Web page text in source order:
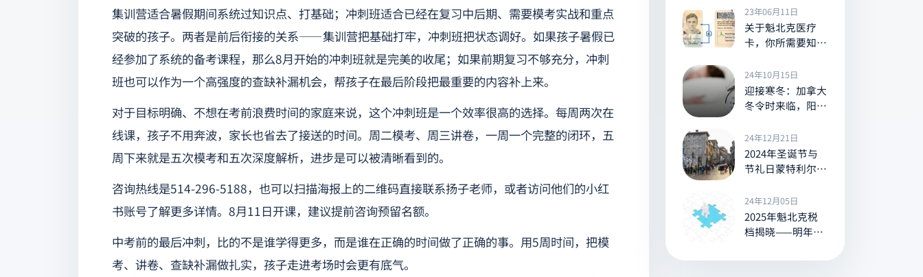
集训营适合暑假期间系统过知识点、打基础；冲刺班适合已经在复习中后期、需要模考实战和重点
突破的孩子。两者是前后衔接的关系——集训营把基础打牢，冲刺班把状态调好。如果孩子暑假已
经参加了系统的备考课程，那么8月开始的冲刺班就是完美的收尾；如果前期复习不够充分，冲刺
班也可以作为一个高强度的查缺补漏机会，帮孩子在最后阶段把最重要的内容补上来。
对于目标明确、不想在考前浪费时间的家庭来说，这个冲刺班是一个效率很高的选择。每周两次在
线课，孩子不用奔波，家长也省去了接送的时间。周二模考、周三讲卷，一周一个完整的闭环，五
周下来就是五次模考和五次深度解析，进步是可以被清晰看到的。
咨询热线是514-296-5188，也可以扫描海报上的二维码直接联系扬子老师，或者访问他们的小红
书账号了解更多详情。8月11日开课，建议提前咨询预留名额。
中考前的最后冲刺，比的不是谁学得更多，而是谁在正确的时间做了正确的事。用5周时间，把模
考、讲卷、查缺补漏做扎实，孩子走进考场时会更有底气。
23年06月11日
关于魁北克医疗
卡，你所需要知道
24年10月15日
迎接寒冬：加拿大
冬令时来临，阳光
24年12月21日
2024年圣诞节与
节礼日蒙特利尔的
览
24年12月05日
2025年魁北克税
档揭晓——明年你